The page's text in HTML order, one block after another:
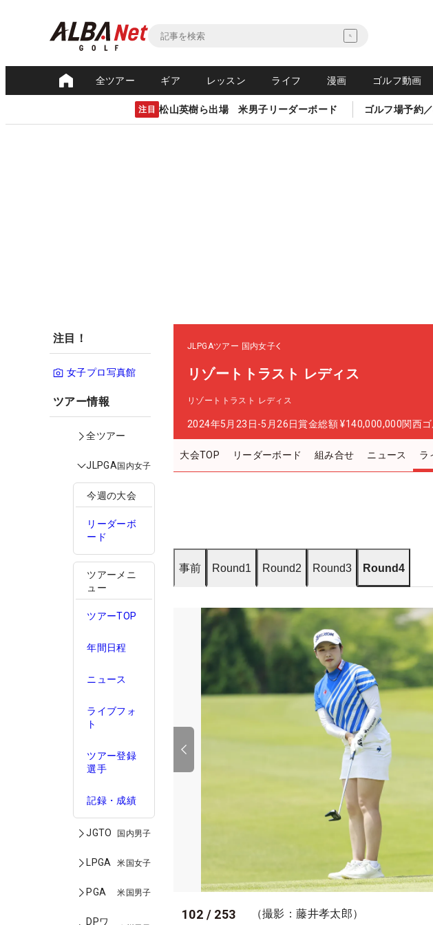
全ツアー ギア レッスン ライフ 漫画 ゴルフ動画
注目 松山英樹ら出場 米男子リーダーボード ゴルフ場予約
注目！
女子プロ写真館
ツアー情報
全ツアー
JLPGA国内女子
今週の大会
リーダーボ
ード
ツアーメニ
ュー
ツアーTOP
年間日程
ニュース
ライブフォ
ト
ツアー登録
選手
記録・成績
JGTO 国内男子
LPGA 米国女子
PGA 米国男子
DPワ
JLPGAツアー 国内女子
リゾートトラスト レディス
リゾートトラスト レディス
2024年5月23日-5月26日賞金総額 ¥140,000,000関西ゴ
大会TOP リーダーボード 組み合せ ニュース ラ
事前 Round1 Round2 Round3 Round4
102 / 253 （撮影：藤井孝太郎）